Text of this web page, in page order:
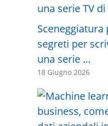
Sceneggiatura
segreti per
una serie …
18 Giugno 2026